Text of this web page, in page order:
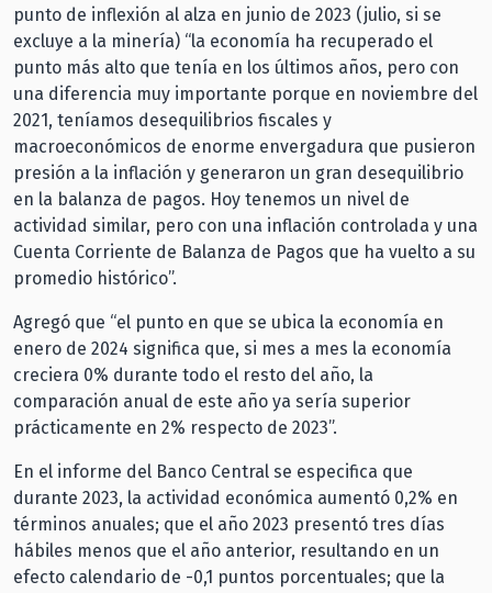
punto de inflexión al alza en junio de 2023 (julio, si se
excluye a la minería) “la economía ha recuperado el
punto más alto que tenía en los últimos años, pero con
una diferencia muy importante porque en noviembre del
2021, teníamos desequilibrios fiscales y
macroeconómicos de enorme envergadura que pusieron
presión a la inflación y generaron un gran desequilibrio
en la balanza de pagos. Hoy tenemos un nivel de
actividad similar, pero con una inflación controlada y una
Cuenta Corriente de Balanza de Pagos que ha vuelto a su
promedio histórico”.
Agregó que “el punto en que se ubica la economía en
enero de 2024 significa que, si mes a mes la economía
creciera 0% durante todo el resto del año, la
comparación anual de este año ya sería superior
prácticamente en 2% respecto de 2023”.
En el informe del Banco Central se especifica que
durante 2023, la actividad económica aumentó 0,2% en
términos anuales; que el año 2023 presentó tres días
hábiles menos que el año anterior, resultando en un
efecto calendario de -0,1 puntos porcentuales; que la